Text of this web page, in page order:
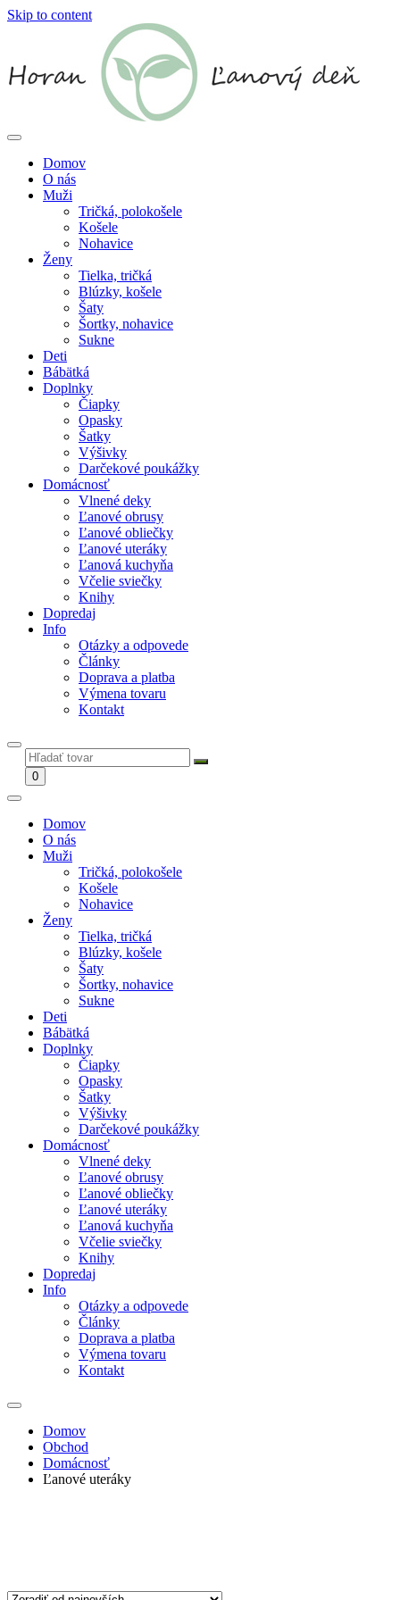
Skip to content
Domov
O nás
Muži
Tričká, polokošele
Košele
Nohavice
Ženy
Tielka, tričká
Blúzky, košele
Šaty
Šortky, nohavice
Sukne
Deti
Bábätká
Doplnky
Čiapky
Opasky
Šatky
Výšivky
Darčekové poukážky
Domácnosť
Vlnené deky
Ľanové obrusy
Ľanové obliečky
Ľanové uteráky
Ľanová kuchyňa
Včelie sviečky
Knihy
Dopredaj
Info
Otázky a odpovede
Články
Doprava a platba
Výmena tovaru
Kontakt
0
Domov
O nás
Muži
Tričká, polokošele
Košele
Nohavice
Ženy
Tielka, tričká
Blúzky, košele
Šaty
Šortky, nohavice
Sukne
Deti
Bábätká
Doplnky
Čiapky
Opasky
Šatky
Výšivky
Darčekové poukážky
Domácnosť
Vlnené deky
Ľanové obrusy
Ľanové obliečky
Ľanové uteráky
Ľanová kuchyňa
Včelie sviečky
Knihy
Dopredaj
Info
Otázky a odpovede
Články
Doprava a platba
Výmena tovaru
Kontakt
Domov
Obchod
Domácnosť
Ľanové uteráky